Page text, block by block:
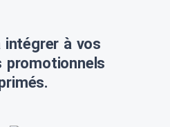
intégrer à vos
promotionnels